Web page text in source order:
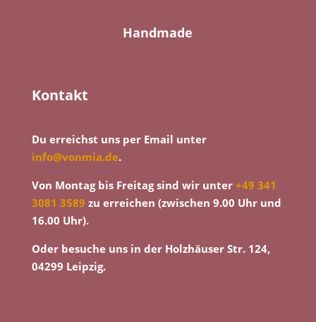
Handmade
Kontakt
Du erreichst uns per Email unter
info@vonmia.de.
Von Montag bis Freitag sind wir unter +49 341
3081 3589 zu erreichen (zwischen 9.00 Uhr und
16.00 Uhr).
Oder besuche uns in der Holzhäuser Str. 124,
04299 Leipzig.